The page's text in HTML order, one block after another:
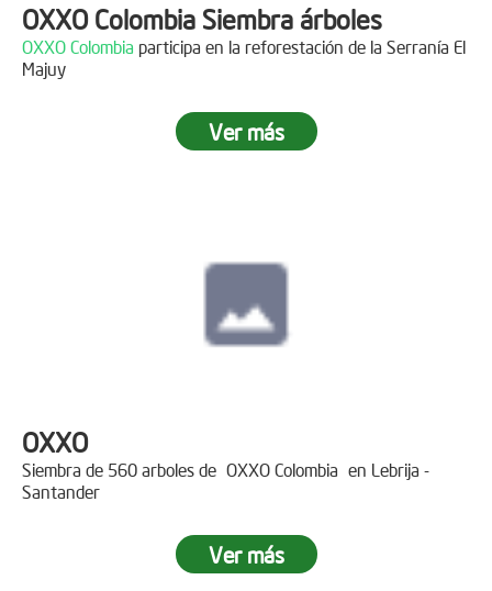
OXXO Colombia Siembra árboles
OXXO Colombia participa en la reforestación de la Serranía El
Majuy
Ver más
OXXO
Siembra de 560 arboles de OXXO Colombia en Lebrija -
Santander
Ver más